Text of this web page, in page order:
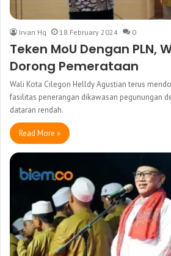
Irvan Hq 18 February 2024 0
Teken MoU Dengan PLN,
Dorong Pemerataan
Wali Kota Cilegon Helldy Agustian terus
fasilitas penerangan dikawasan pegunungan
dataran rendah.
Read More »